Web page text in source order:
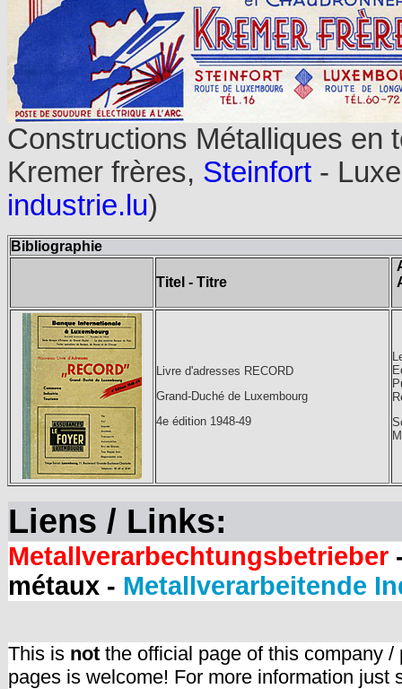
Constructions Métalliques en
Kremer frères, Steinfort -
industrie.lu)
Bibliographie
Titel - Titre
Livre d'adresses RECORD
Grand-Duché de Luxembourg
4e édition 1948-49
Liens / Links:
Metallverarbechtungsbetrieber
métaux - Metallverarbeitende
This is not the official page of this company
pages is welcome! For more information just